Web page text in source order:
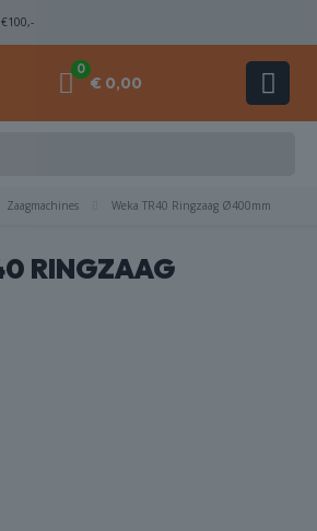
0
€ 0,00
Zaagmachines Weka TR40 Ringzaag Ø400mm
RINGZAAG